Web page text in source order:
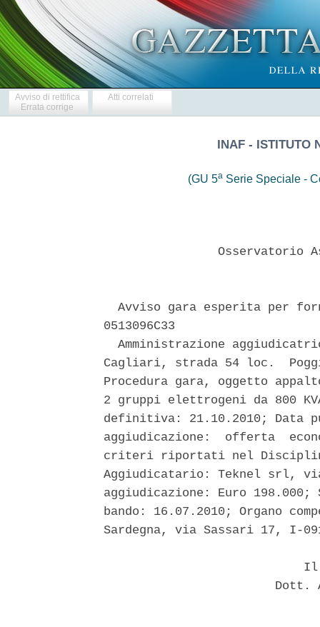
Avviso di rettifica
Errata corrige
Atti correlati
INAF - ISTITUTO
(GU 5a Serie Speciale -
Osservatorio
Avviso gara esperita per
0513096C33
Amministrazione
Cagliari, strada 54 loc.
Procedura gara, oggetto
2 gruppi elettrogeni da 800
definitiva: 21.10.2010; Data
aggiudicazione:  offerta
criteri riportati nel
Aggiudicatario: Teknel srl, via
aggiudicazione: Euro 198.000;
bando: 16.07.2010; Organo
Sardegna, via Sassari 17, I-